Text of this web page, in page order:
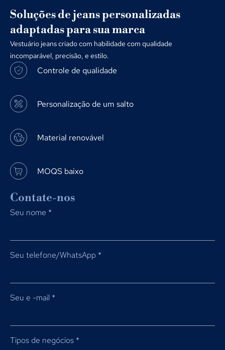
Soluções de jeans personalizadas
adaptadas para sua marca
Vestuário jeans criado com habilidade com qualidade
incomparável, precisão, e estilo.
Controle de qualidade
Personalização de um salto
Material renovável
MOQS baixo
Contate-nos
Seu nome *
Seu telefone/WhatsApp *
Seu e -mail *
Tipos de negócios *